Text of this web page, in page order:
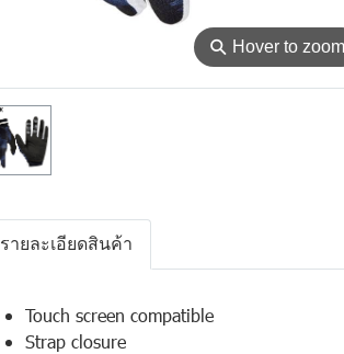
⚲ Hover to zoom
รายละเอียดสินค้า
Touch screen compatible
Strap closure